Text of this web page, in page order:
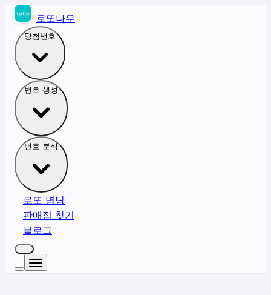
로또나우
당첨번호
번호 생성
번호 분석
로또 명당
판매점 찾기
블로그